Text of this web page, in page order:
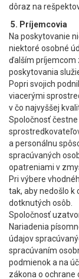
dôraz na
5. Príjemcovia
Na poskytovanie
niektoré osobné
ďalším príjemcom
poskytovania
Popri svojich
viacerými
v čo najvyššej
Spoločnosť
a personálnu
spracúvaných
opatreniami v
Pri výbere
tak, aby nedošlo
dotknutých osôb.
Spoločnosť
Nariadenia
údajov
spracúvaním
podmienok a na
zákona o ochrane